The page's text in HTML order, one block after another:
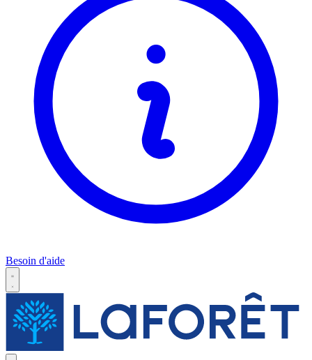
Besoin d'aide